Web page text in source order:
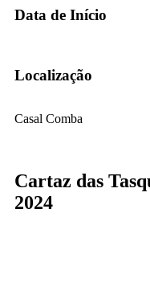
Data de Início
Localização
Casal Comba
Cartaz das
2024